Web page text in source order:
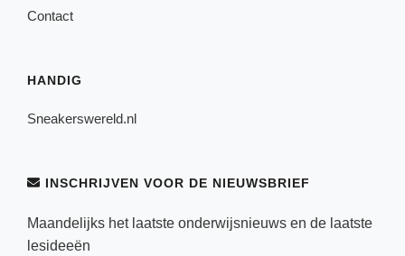
Contact
HANDIG
Sneakerswereld.nl
INSCHRIJVEN VOOR DE NIEUWSBRIEF
Maandelijks het laatste onderwijsnieuws en de laatste
lesideeën